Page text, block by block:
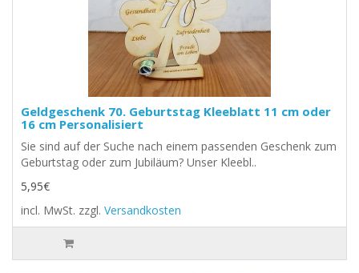
Geldgeschenk 70. Geburtstag Kleeblatt 11 cm oder
16 cm Personalisiert
Sie sind auf der Suche nach einem passenden Geschenk zum
Geburtstag oder zum Jubiläum? Unser Kleebl..
5,95€
incl. MwSt. zzgl. Versandkosten